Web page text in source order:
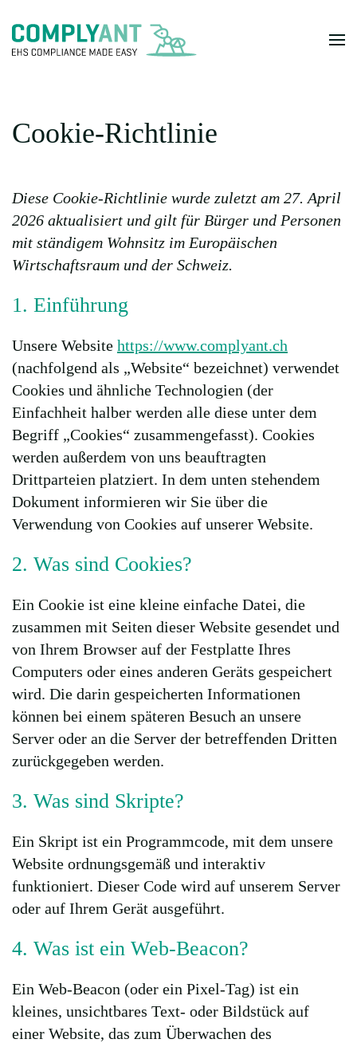
Skip to main content
Cookie-Richtlinie
Diese Cookie-Richtlinie wurde zuletzt am 27. April
2026 aktualisiert und gilt für Bürger und Personen
mit ständigem Wohnsitz im Europäischen
Wirtschaftsraum und der Schweiz.
1. Einführung
Unsere Website https://www.complyant.ch
(nachfolgend als „Website“ bezeichnet) verwendet
Cookies und ähnliche Technologien (der
Einfachheit halber werden alle diese unter dem
Begriff „Cookies“ zusammengefasst). Cookies
werden außerdem von uns beauftragten
Drittparteien platziert. In dem unten stehendem
Dokument informieren wir Sie über die
Verwendung von Cookies auf unserer Website.
2. Was sind Cookies?
Ein Cookie ist eine kleine einfache Datei, die
zusammen mit Seiten dieser Website gesendet und
von Ihrem Browser auf der Festplatte Ihres
Computers oder eines anderen Geräts gespeichert
wird. Die darin gespeicherten Informationen
können bei einem späteren Besuch an unsere
Server oder an die Server der betreffenden Dritten
zurückgegeben werden.
3. Was sind Skripte?
Ein Skript ist ein Programmcode, mit dem unsere
Website ordnungsgemäß und interaktiv
funktioniert. Dieser Code wird auf unserem Server
oder auf Ihrem Gerät ausgeführt.
4. Was ist ein Web-Beacon?
Ein Web-Beacon (oder ein Pixel-Tag) ist ein
kleines, unsichtbares Text- oder Bildstück auf
einer Website, das zum Überwachen des